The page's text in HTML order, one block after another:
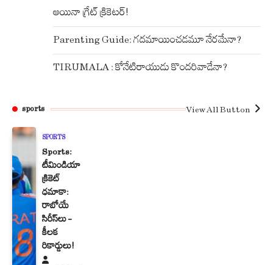
అయినా గ్రేట్ క్రికెటర్!
Parenting Guide: గదమాయించడమూ నేరమేనా?
TIRUMALA : కోనేటిరాయుడు కొందరివాడేనా?
sports View All Button
SPORTS
Sports:
టీమిండియా
క్రికెట్
ధమాకా:
రాబోయే
సిరీస్‌లు –
కీలక
రికార్డులు!